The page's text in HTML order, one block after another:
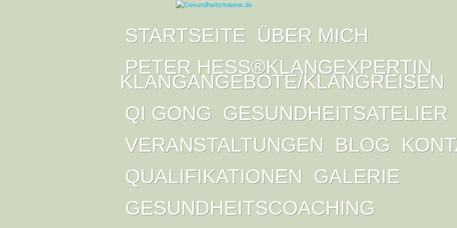
STARTSEITE
ÜBER MICH
PETER HESS®KLANGEXPERTIN
KLANGANGEBOTE/KLANGREISEN
QI GONG GESUNDHEITSATELIER
VERANSTALTUNGEN
BLOG
QUALIFIKATIONEN
GALERIE
GESUNDHEITSCOACHING